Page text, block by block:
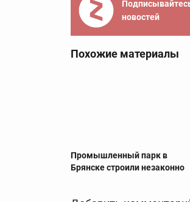
новостей
Похожие материалы
Промышленный парк в
Брянске строили незаконно